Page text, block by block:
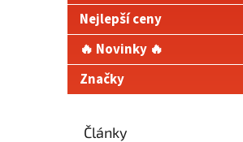
Nejlepší ceny
🔥 Novinky 🔥
Značky
Články